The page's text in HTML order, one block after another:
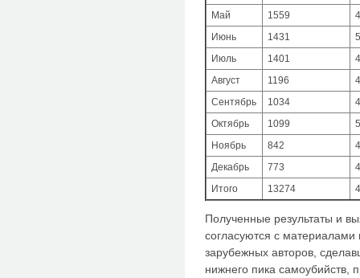
Май
1559
Июнь
1431
Июль
1401
Август
1196
Сентябрь
1034
Октябрь
1099
Ноябрь
842
Декабрь
773
Итого
13274
Полученные результаты и
согласуются с материалами
зарубежных авторов,
нижнего пика самоубийств,